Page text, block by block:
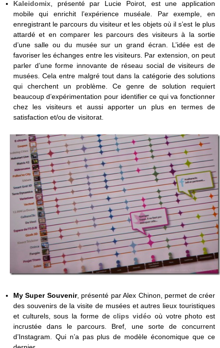
Kaleidomix, présenté par Lucie Poirot,
est une application
mobile qui enrichit l’expérience muséale. Par exemple, en
enregistrant le parcours du visiteur et les objets où il s’est le plus
attardé et en comparer les parcours des visiteurs à la sortie
d’une salle ou du musée sur un grand écran. L’idée est de
favoriser les échanges entre les visiteurs. Par extension, on peut
parler d’une forme innovante de réseau social de visiteurs de
musées. Cela entre malgré tout dans la catégorie des solutions
qui cherchent un problème. Ce genre de solution requiert
beaucoup d’expérimentation pour identifier ce qui va fonctionner
chez les visiteurs et aussi apporter un plus en termes de
satisfaction et/ou de visitorat.
My Super Souvenir, présenté par Alex Chinon,
permet de créer
des souvenirs de la visite de musées et autres lieux touristiques
et culturels, sous la forme declips vidéo où votre photo est
incrustée dans le parcours. Bref, une sorte de concurrent
d’Instagram. Qui n’a pas plus de modèle économique que ce